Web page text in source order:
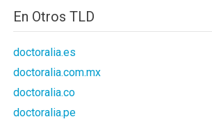
En Otros TLD
doctoralia.es
doctoralia.com.mx
doctoralia.co
doctoralia.pe